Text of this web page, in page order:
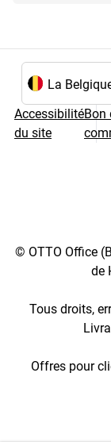
Choix de la
Accessibilité
du site
Bon
© OTTO Office
de
Tous droits,
Offres pour
[4::w::58::::A11754C777]